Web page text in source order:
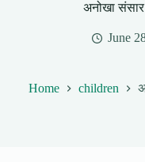
अनोखा
June
Home children